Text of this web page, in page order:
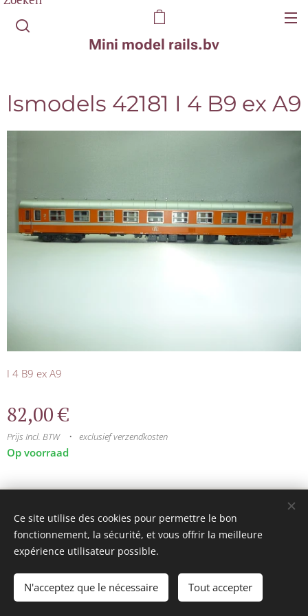
Mini model rails.bv
lsmodels 42181 I 4 B9 ex A9
I 4 B9 ex A9
82,00€
Prijs Incl. BTW exclusief verzendkosten
Op voorraad
mini model rails
Talen
Français
Nederlands
Ce site utilise des cookies pour permettre le bon
fonctionnement, la sécurité, et vous offrir la meilleure
expérience utilisateur possible.
N'acceptez que le nécessaire Tout accepter